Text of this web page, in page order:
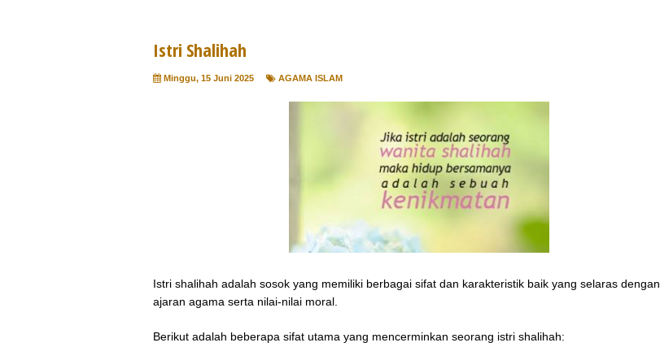
Istri Shalihah
Minggu, 15 Juni 2025 AGAMA ISLAM
Istri shalihah adalah sosok yang memiliki berbagai sifat dan karakteristik baik yang selaras dengan
ajaran agama serta nilai-nilai moral.
Berikut adalah beberapa sifat utama yang mencerminkan seorang istri shalihah: